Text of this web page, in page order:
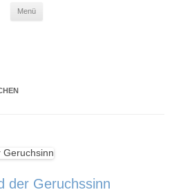
Menü
der Geruchssinn